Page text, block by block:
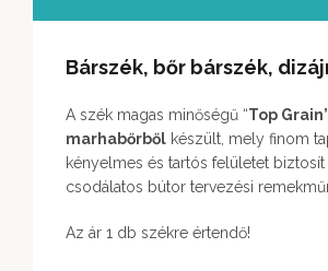
Bárszék, bőr bárszék,
A szék magas minőségű “Top
marhabőrből készült, mely finom
kényelmes és tartós felületet biztosít
csodálatos bútor tervezési
Az ár 1 db székre értendő!